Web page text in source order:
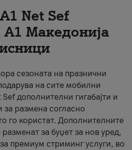
Net Sеf
Македонија
сезоната на празнични
на сите мобилни
дополнителни гигабајти и
размена согласно
го користат. Дополнителните
за буџет за нов уред,
премиум стриминг услуги, во